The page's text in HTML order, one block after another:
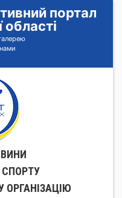
портал
ОРГАНIЗАЦIЮ